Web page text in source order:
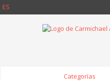
ES
Categorías